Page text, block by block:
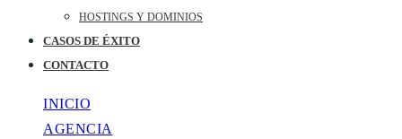
HOSTINGS Y DOMINIOS
CASOS DE ÉXITO
CONTACTO
INICIO
AGENCIA